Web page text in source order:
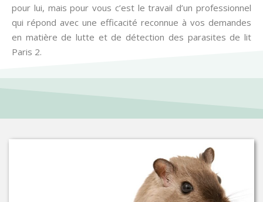
pour lui, mais pour vous c’est le travail d’un professionnel
qui répond avec une efficacité reconnue à vos demandes
en matière de lutte et de détection des parasites de lit
Paris 2.